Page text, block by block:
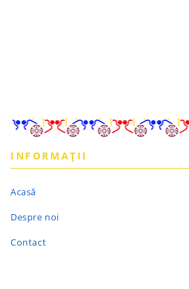
INFORMAȚII
Acasă
Despre noi
Contact